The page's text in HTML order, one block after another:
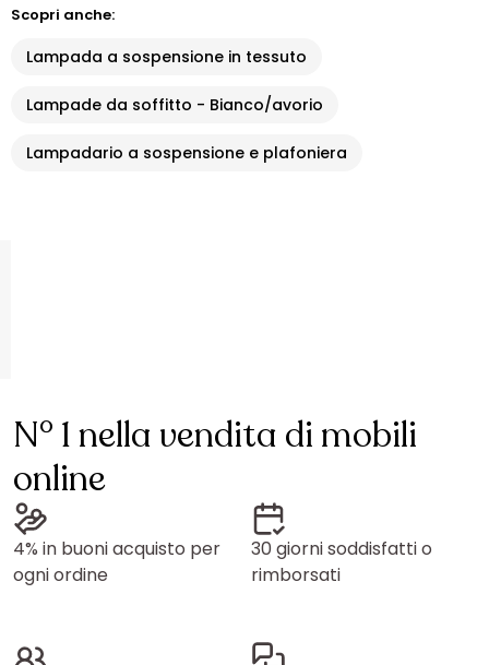
Scopri anche:
Lampada a sospensione in tessuto
Lampade da soffitto - Bianco/avorio
Lampadario a sospensione e plafoniera
N° 1 nella vendita di mobili
online
4% in buoni acquisto per
ogni ordine
30 giorni soddisfatti o
rimborsati